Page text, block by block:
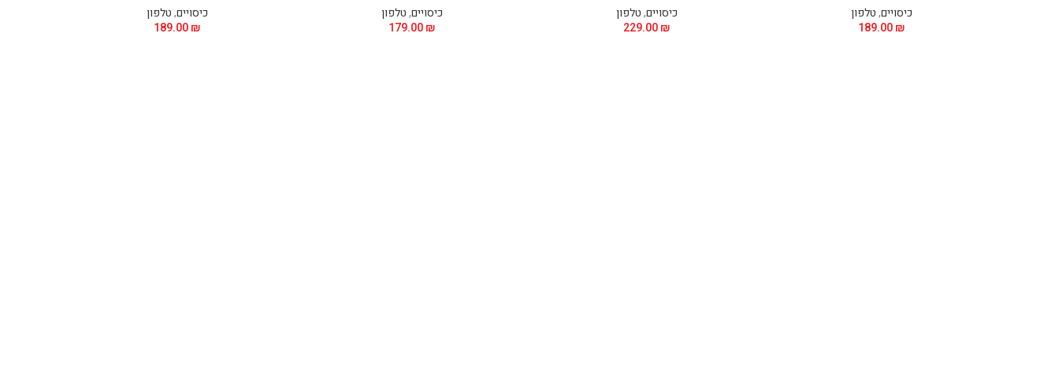
כיסויים,טלפון
189.00₪
כיסויים,טלפון
229.00₪
כיסויים,טלפון
179.00₪
כיסויים,טלפון
189.00₪